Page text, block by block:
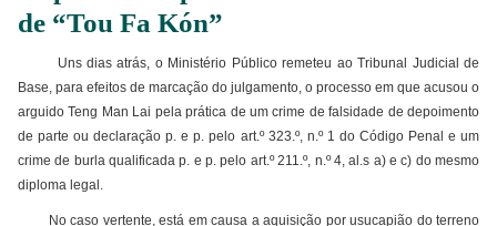
Venda Judicial
Consulta das declarações de rendimentos
Download
Plataforma electrónica dos tribunais
de “Tou Fa Kón”
Uns dias atrás, o Ministério Público remeteu ao Tribunal Judicial de
Base, para efeitos de marcação do julgamento, o processo em que acusou o
arguido Teng Man Lai pela prática de um crime de falsidade de depoimento
de parte ou declaração p. e p. pelo art.º 323.º, n.º 1 do Código Penal e um
crime de burla qualificada p. e p. pelo art.º 211.º, n.º 4, al.s a) e c) do mesmo
diploma legal.
No caso vertente, está em causa a aquisição por usucapião do terreno